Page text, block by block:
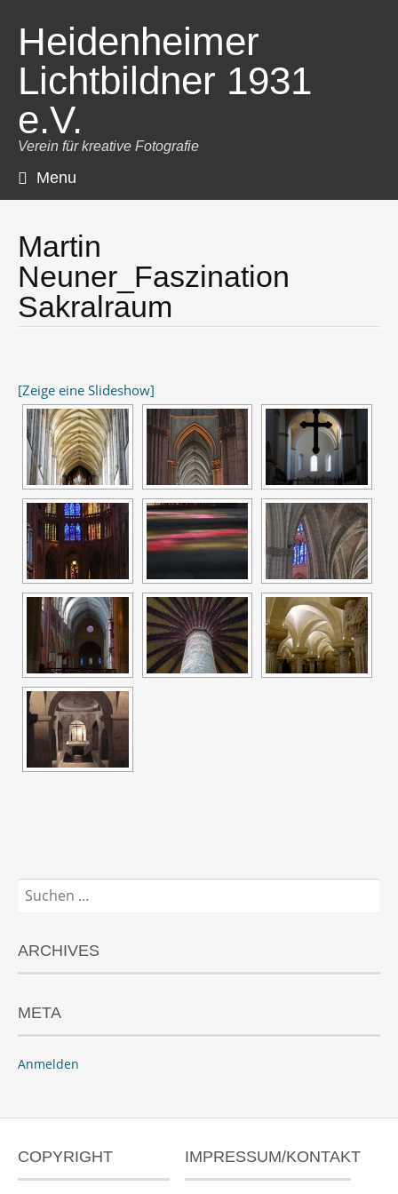
Heidenheimer
Lichtbildner 1931
e.V.
Verein für kreative Fotografie
Menu
Martin
Neuner_Faszination
Sakralraum
[Zeige eine Slideshow]
Suchen
nach:
ARCHIVES
META
Anmelden
COPYRIGHT IMPRESSUM/KONTAKT